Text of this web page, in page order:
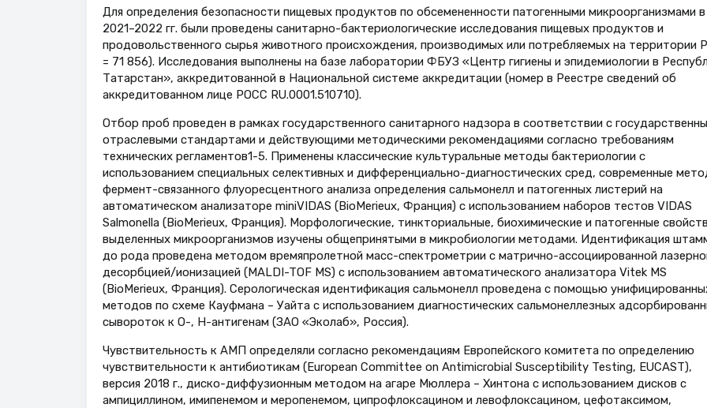
Для определения безопасности пищевых продуктов по обсемененности патогенными микроорганизмами в
2021–2022 гг. были проведены санитарно-бактериологические исследования пищевых продуктов и
продовольственного сырья животного происхождения, производимых или потребляемых на территории
= 71 856). Исследования выполнены на базе лаборатории ФБУЗ «Центр гигиены и эпидемиологии в
Татарстан», аккредитованной в Национальной системе аккредитации (номер в Реестре сведений об
аккредитованном лице РОСС RU.0001.510710).
Отбор проб проведен в рамках государственного санитарного надзора в соответствии с
отраслевыми стандартами и действующими методическими рекомендациями согласно требованиям
технических регламентов1-5. Применены классические культуральные методы бактериологии с
использованием специальных селективных и дифференциально-диагностических сред, современные
фермент-связанного флуоресцентного анализа определения сальмонелл и патогенных листерий на
автоматическом анализаторе miniVIDAS (BioMerieux, Франция) с использованием наборов тестов VIDAS
Salmonella (BioMerieux, Франция). Морфологические, тинкториальные, биохимические и патогенные
выделенных микроорганизмов изучены общепринятыми в микробиологии методами. Идентификация
до рода проведена методом времяпролетной масс-спектрометрии с матрично-ассоциированной
десорбцией/ионизацией (MALDI-TOF MS) с использованием автоматического анализатора Vitek MS
(BioMerieux, Франция). Серологическая идентификация сальмонелл проведена с помощью
методов по схеме Кауфмана – Уайта с использованием диагностических сальмонеллезных
сывороток к О-, Н-антигенам (ЗАО «Эколаб», Россия).
Чувствительность к АМП определяли согласно рекомендациям Европейского комитета по определению
чувствительности к антибиотикам (European Committee on Antimicrobial Susceptibility Testing, EUCAST),
версия 2018 г., диско-диффузионным методом на агаре Мюллера – Хинтона с использованием дисков с
ампициллином, имипенемом и меропенемом, ципрофлоксацином и левофлоксацином, цефотаксимом,